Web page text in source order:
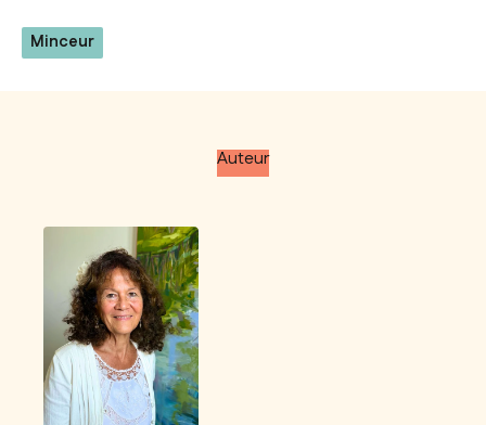
Minceur
Auteur